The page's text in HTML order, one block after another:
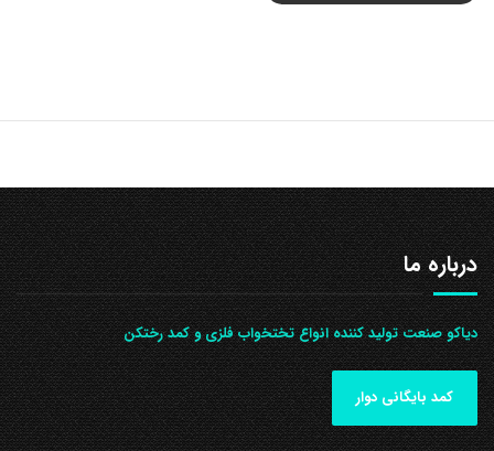
درباره ما
دیاکو صنعت تولید کننده انواع تختخواب فلزی و کمد رختکن
کمد بایگانی دوار